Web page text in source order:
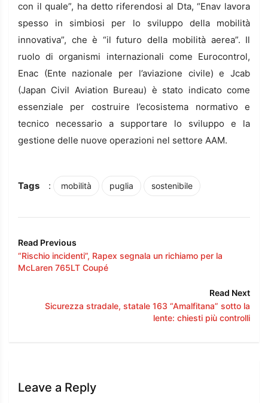
con il quale”, ha detto riferendosi al Dta, “Enav lavora
spesso in simbiosi per lo sviluppo della mobilità
innovativa”, che è “il futuro della mobilità aerea”. Il
ruolo di organismi internazionali come Eurocontrol,
Enac (Ente nazionale per l’aviazione civile) e Jcab
(Japan Civil Aviation Bureau) è stato indicato come
essenziale per costruire l’ecosistema normativo e
tecnico necessario a supportare lo sviluppo e la
gestione delle nuove operazioni nel settore AAM.
Tags : mobilità puglia sostenibile
Read Previous
“Rischio incidenti”, Rapex segnala un richiamo per la
McLaren 765LT Coupé
Read Next
Sicurezza stradale, statale 163 “Amalfitana” sotto la
lente: chiesti più controlli
Leave a Reply